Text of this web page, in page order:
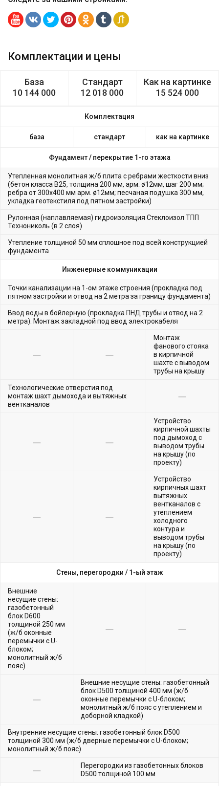
Комплектации и цены
База
10 144 000
Стандарт
12 018 000
Как на картинке
15 524 000
Комплектация
база стандарт как на картинке
Фундамент / перекрытие 1-го этажа
Утепленная монолитная ж/б плита с ребрами жесткости вниз
(бетон класса В25, толщина 200 мм, арм. ø12мм, шаг 200 мм;
ребра от 300х400 мм арм. ø12мм; песчаная подушка 300 мм,
укладка геотекстиля под пятном застройки)
Рулонная (наплавляемая) гидроизоляция Стеклоизол ТПП
Технониколь (в 2 слоя)
Утепление толщиной 50 мм сплошное под всей конструкцией
фундамента
Инженерные коммуникации
Точки канализации на 1-ом этаже строения (прокладка под
пятном застройки и отвод на 2 метра за границу фундамента)
Ввод воды в бойлерную (прокладка ПНД трубы и отвод на 2
метра). Монтаж закладной под ввод электрокабеля
Монтаж
фанового стояка
в кирпичной
шахте с выводом
трубы на крышу
Технологические отверстия под
монтаж шахт дымохода и вытяжных
вентканалов
Устройство
кирпичной шахты
под дымоход с
выводом трубы
на крышу (по
проекту)
Устройство
кирпичных шахт
вытяжных
вентканалов с
утеплением
холодного
контура и
выводом трубы
на крышу (по
проекту)
Стены, перегородки / 1-ый этаж
Внешние
несущие стены:
газобетонный
блок D600
толщиной 250 мм
(ж/б оконные
перемычки с U-
блоком;
монолитный ж/б
пояс)
Внешние несущие стены: газобетонный
блок D500 толщиной 400 мм (ж/б
оконные перемычки с U-блоком;
монолитный ж/б пояс с утеплением и
доборной кладкой)
Внутренние несущие стены: газобетонный блок D500
толщиной 300 мм (ж/б дверные перемычки с U-блоком;
монолитный ж/б пояс)
Перегородки из газобетонных блоков
D500 толщиной 100 мм